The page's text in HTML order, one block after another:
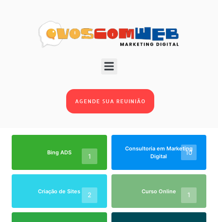
AGENDE SUA REUINIÃO
Bing ADS 1
Consultoria em Marketing
Digital
10
Criação de Sites 2 Curso Online 1